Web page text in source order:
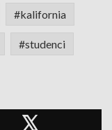
#kalifornia
#studenci